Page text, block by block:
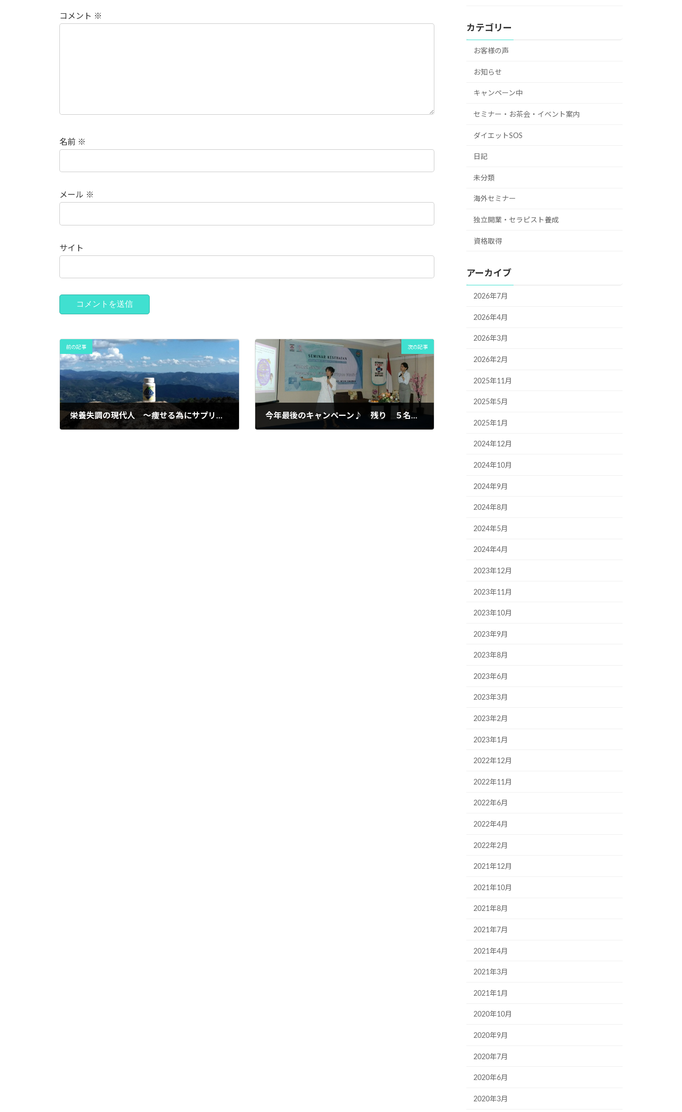
コメント ※
名前 ※
メール ※
サイト
前の記事
栄養失調の現代人 ～痩せる為にサプリメントをどう選ぶ？～
次の記事
今年最後のキャンペーン♪ 残り ５名→２名様 まずは無料相談へ！
カテゴリー
お客様の声
お知らせ
キャンペーン中
セミナー・お茶会・イベント案内
ダイエットSOS
日記
未分類
海外セミナー
独立開業・セラピスト養成
資格取得
アーカイブ
2026年7月
2026年4月
2026年3月
2026年2月
2025年11月
2025年5月
2025年1月
2024年12月
2024年10月
2024年9月
2024年8月
2024年5月
2024年4月
2023年12月
2023年11月
2023年10月
2023年9月
2023年8月
2023年6月
2023年3月
2023年2月
2023年1月
2022年12月
2022年11月
2022年6月
2022年4月
2022年2月
2021年12月
2021年10月
2021年8月
2021年7月
2021年4月
2021年3月
2021年1月
2020年10月
2020年9月
2020年7月
2020年6月
2020年3月